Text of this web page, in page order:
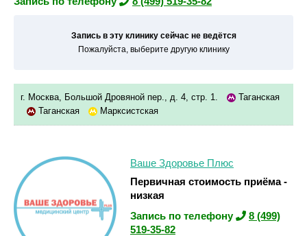
Запись в эту клинику сейчас не ведётся
Пожалуйста, выберите другую клинику
г. Москва, Большой Дровяной пер., д. 4, стр. 1.
Таганская
Таганская
Марксистская
Ваше Здоровье Плюс
Первичная стоимость приёма -
низкая
Запись по телефону
8 (499)
519-35-82